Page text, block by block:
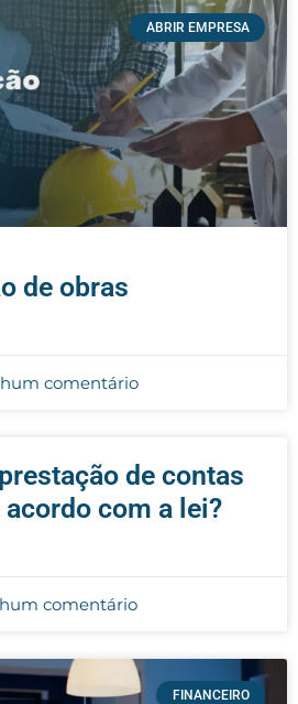
ABRIR EMPRESA
de obras
comentário
de contas
com a lei?
comentário
FINANCEIRO